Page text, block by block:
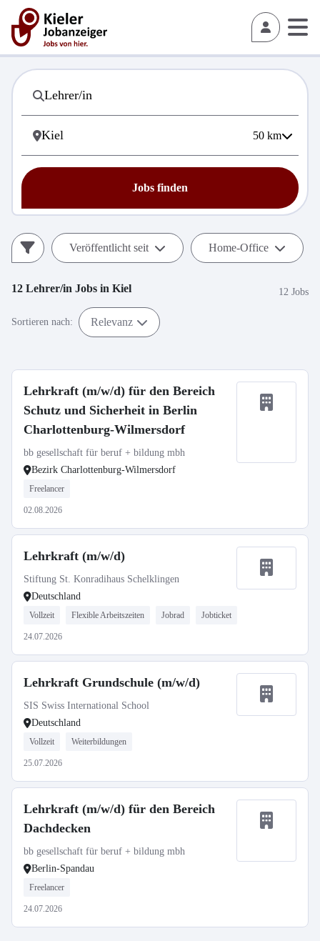
50 km
Jobs finden
Veröffentlicht seit Home-Office
12 Lehrer/in Jobs in Kiel 12 Jobs
Sortieren nach: Relevanz
Lehrkraft (m/w/d) für den Bereich
Schutz und Sicherheit in Berlin
Charlottenburg-Wilmersdorf
bb gesellschaft für beruf + bildung mbh
Bezirk Charlottenburg-Wilmersdorf
Freelancer
02.08.2026
Lehrkraft (m/w/d)
Stiftung St. Konradihaus Schelklingen
Deutschland
Vollzeit Flexible Arbeitszeiten Jobrad Jobticket
24.07.2026
Lehrkraft Grundschule (m/w/d)
SIS Swiss International School
Deutschland
Vollzeit Weiterbildungen
25.07.2026
Lehrkraft (m/w/d) für den Bereich
Dachdecken
bb gesellschaft für beruf + bildung mbh
Berlin-Spandau
Freelancer
24.07.2026